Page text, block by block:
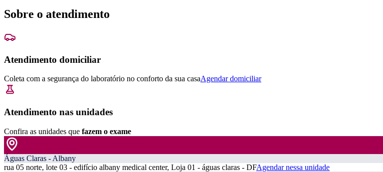
Sobre o atendimento
Atendimento domiciliar
Coleta com a segurança do laboratório no conforto da sua casaAgendar domiciliar
Atendimento nas unidades
Confira as unidades que fazem o exame
Águas Claras - Albany
rua 05 norte, lote 03 - edifício albany medical center, Loja 01 - águas claras - DFAgendar nessa unidade